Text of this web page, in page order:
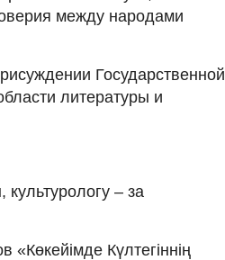
между народами
Государственной
литературы и
– за
«Көкейімде Күлтегіннің